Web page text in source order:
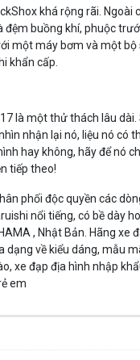
khá rộng rãi. Ngoài
đệm buồng khí, phuộc
một máy bơm và một bộ
khẩn cấp.
là một thử thách lâu
nhận lại nó, liệu nó có
hay không, hãy để nó
tiếp theo!
phối độc quyền các
nổi tiếng, có bề dày
, Nhật Bản. Hãng xe
dạng về kiểu dáng, mẫu
xe đạp địa hình nhập
em